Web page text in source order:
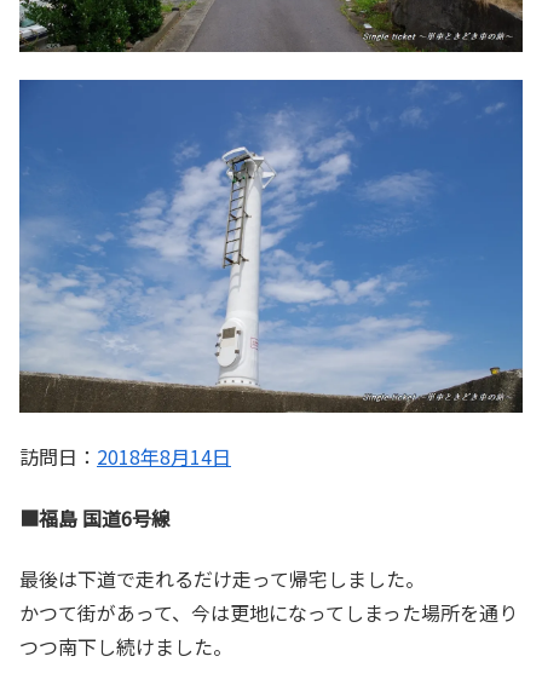
訪問日： 2018年8月14日
■福島 国道6号線
最後は下道で走れるだけ走って帰宅しました。
かつて街があって、今は更地になってしまった場所を通り
つつ南下し続けました。